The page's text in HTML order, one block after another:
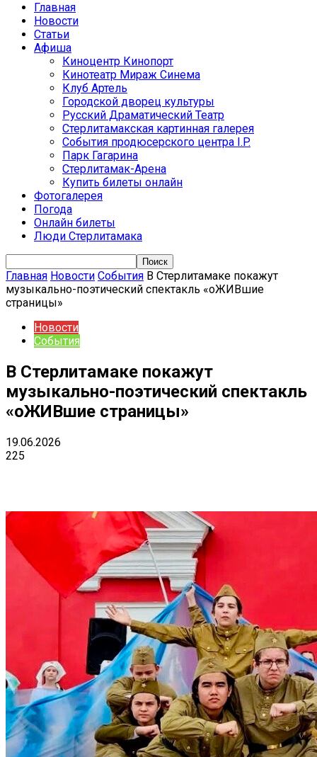
Главная
Новости
Статьи
Афиша
Киноцентр Кинопорт
Кинотеатр Мираж Синема
Клуб Артель
Городской дворец культуры
Русский Драматический Театр
Стерлитамакская картинная галерея
События продюсерского центра I.P.
Парк Гагарина
Стерлитамак-Арена
Купить билеты онлайн
Фотогалерея
Погода
Онлайн билеты
Люди Стерлитамака
Главная Новости События В Стерлитамаке покажут
музыкально-поэтический спектакль «оЖИВшие
страницы»
Новости
События
В Стерлитамаке покажут
музыкально-поэтический спектакль
«оЖИВшие страницы»
19.06.2026
225